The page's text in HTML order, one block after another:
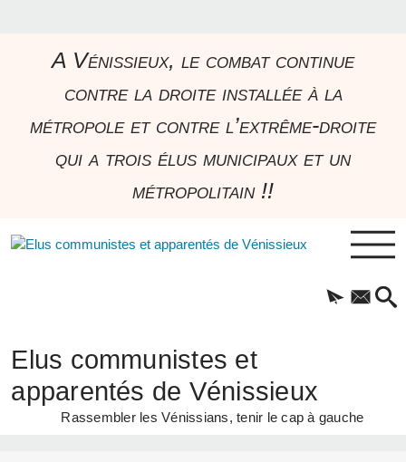
A Vénissieux, le combat continue
contre la droite installée à la
métropole et contre l’extrême-droite
qui a trois élus municipaux et un
métropolitain !!
Elus communistes et
apparentés de Vénissieux
Rassembler les Vénissians, tenir le cap à gauche